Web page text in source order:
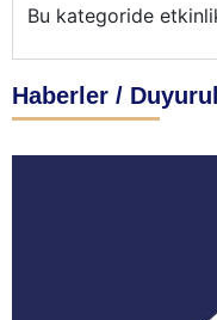
Bu kategoride
Haberler /